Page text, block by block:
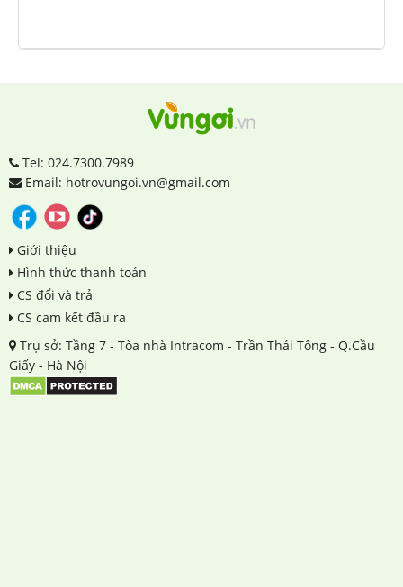
Tel: 024.7300.7989
Email: hotrovungoi.vn@gmail.com
Giới thiệu
Hình thức thanh toán
CS đổi và trả
CS cam kết đầu ra
Trụ sở: Tầng 7 - Tòa nhà Intracom - Trần Thái Tông - Q.Cầu
Giấy - Hà Nội